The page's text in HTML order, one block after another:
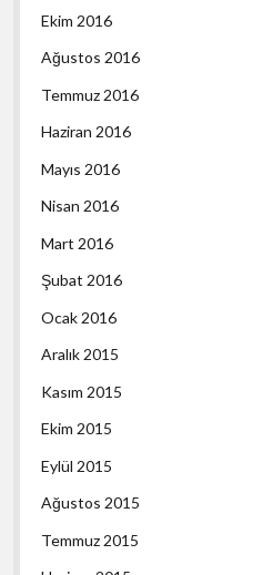
Ekim 2016
Ağustos 2016
Temmuz 2016
Haziran 2016
Mayıs 2016
Nisan 2016
Mart 2016
Şubat 2016
Ocak 2016
Aralık 2015
Kasım 2015
Ekim 2015
Eylül 2015
Ağustos 2015
Temmuz 2015